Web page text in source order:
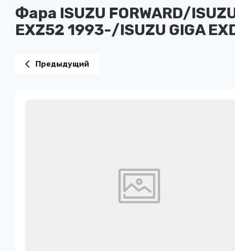
Фара ISUZU FORWARD/
EXZ52 1993-/ISUZU GIGA
Предыдущий